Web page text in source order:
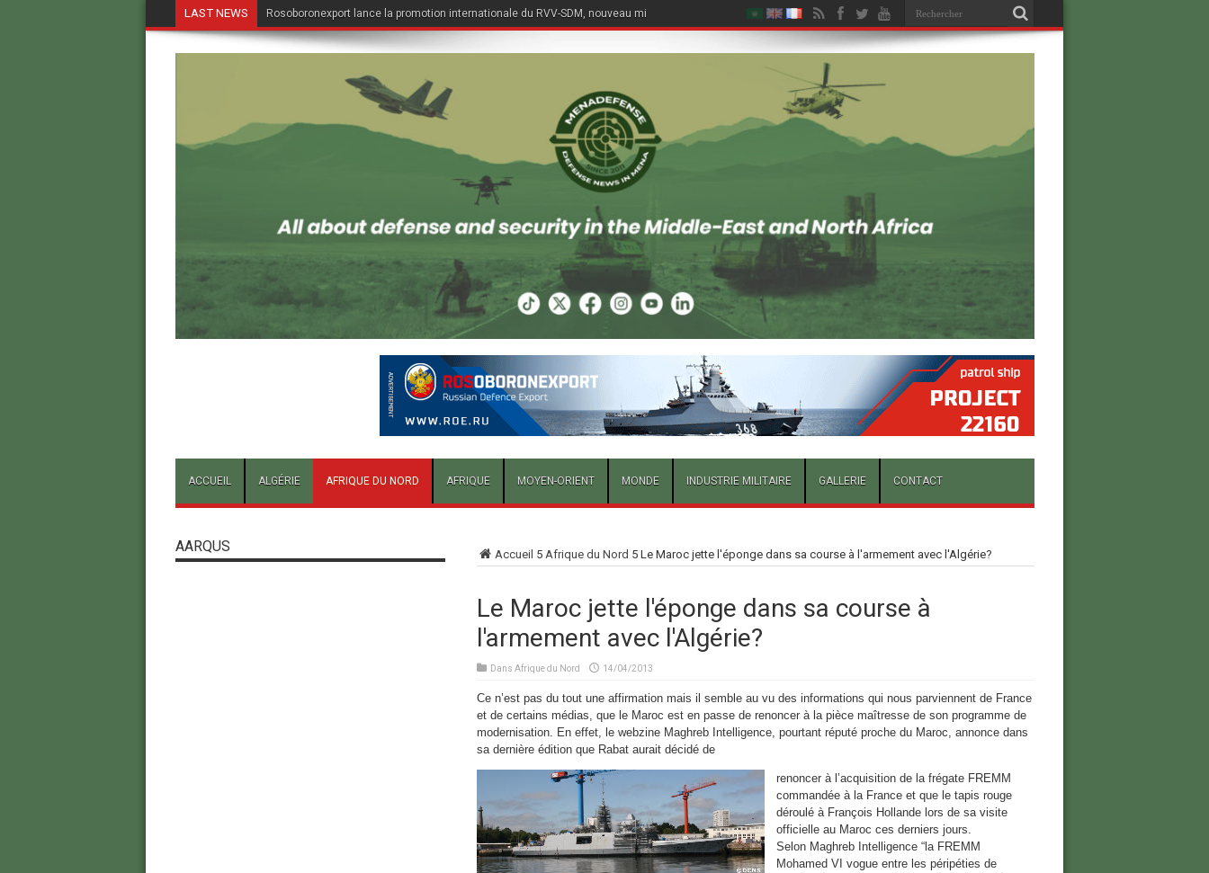
LAST NEWS Rosoboronexport lance la promotion internationale du RVV-SDM, nouveau missile air-air du Su-57E
ACCUEIL ALGÉRIE AFRIQUE DU NORD AFRIQUE MOYEN-ORIENT MONDE INDUSTRIE MILITAIRE GALLERIE CONTACT
Accueil 5 Afrique du Nord 5 Le Maroc jette l'éponge dans sa course à l'armement avec l'Algérie?
Le Maroc jette l'éponge dans sa course à
l'armement avec l'Algérie?
Dans Afrique du Nord 14/04/2013
Ce n’est pas du tout une affirmation mais il semble au vu des informations qui nous parviennent de France
et de certains médias, que le Maroc est en passe de renoncer à la pièce maîtresse de son programme de
modernisation. En effet, le webzine Maghreb Intelligence, pourtant réputé proche du Maroc, annonce dans
sa dernière édition que Rabat aurait décidé de
renoncer à l’acquisition de la frégate FREMM
commandée à la France et que le tapis rouge
déroulé à François Hollande lors de sa visite
officielle au Maroc ces derniers jours.
Selon Maghreb Intelligence “la FREMM
Mohamed VI vogue entre les péripéties de
AARQUS